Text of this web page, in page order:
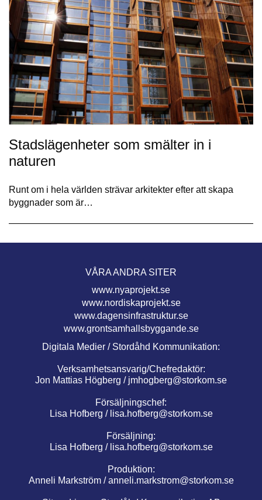
Stadslägenheter som smälter in i
naturen
Runt om i hela världen strävar arkitekter efter att skapa
byggnader som är…
VÅRA ANDRA SITER
www.nyaprojekt.se
www.nordiskaprojekt.se
www.dagensinfrastruktur.se
www.grontsamhallsbyggande.se
Digitala Medier / Stordåhd Kommunikation:
Verksamhetsansvarig/Chefredaktör:
Jon Mattias Högberg / jmhogberg@storkom.se
Försäljningschef:
Lisa Hofberg / lisa.hofberg@storkom.se
Försäljning:
Lisa Hofberg / lisa.hofberg@storkom.se
Produktion:
Anneli Markström /anneli.markstrom@storkom.se